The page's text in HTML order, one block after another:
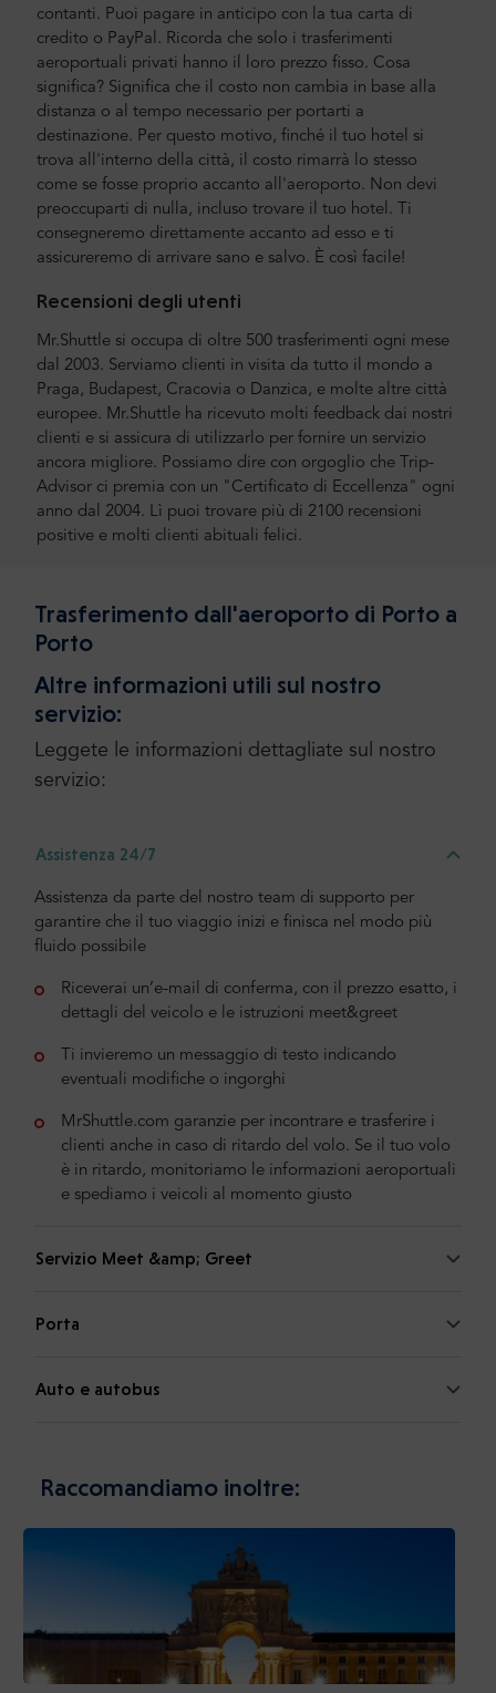
contanti. Puoi pagare in anticipo con la tua carta di
credito o PayPal. Ricorda che solo i trasferimenti
aeroportuali privati hanno il loro prezzo fisso. Cosa
significa? Significa che il costo non cambia in base alla
distanza o al tempo necessario per portarti a
destinazione. Per questo motivo, finché il tuo hotel si
trova all'interno della città, il costo rimarrà lo stesso
come se fosse proprio accanto all'aeroporto. Non devi
preoccuparti di nulla, incluso trovare il tuo hotel. Ti
consegneremo direttamente accanto ad esso e ti
assicureremo di arrivare sano e salvo. È così facile!
Recensioni degli utenti
Mr.Shuttle si occupa di oltre 500 trasferimenti ogni mese
dal 2003. Serviamo clienti in visita da tutto il mondo a
Praga, Budapest, Cracovia o Danzica, e molte altre città
europee. Mr.Shuttle ha ricevuto molti feedback dai nostri
clienti e si assicura di utilizzarlo per fornire un servizio
ancora migliore. Possiamo dire con orgoglio che Trip-
Advisor ci premia con un "Certificato di Eccellenza" ogni
anno dal 2004. Lì puoi trovare più di 2100 recensioni
positive e molti clienti abituali felici.
Trasferimento dall'aeroporto di Porto a
Porto
Altre informazioni utili sul nostro
servizio:
Leggete le informazioni dettagliate sul nostro
servizio:
Assistenza 24/7
Assistenza da parte del nostro team di supporto per
garantire che il tuo viaggio inizi e finisca nel modo più
fluido possibile
Riceverai un’e-mail di conferma, con il prezzo esatto, i
dettagli del veicolo e le istruzioni meet&greet
Ti invieremo un messaggio di testo indicando
eventuali modifiche o ingorghi
MrShuttle.com garanzie per incontrare e trasferire i
clienti anche in caso di ritardo del volo. Se il tuo volo
è in ritardo, monitoriamo le informazioni aeroportuali
e spediamo i veicoli al momento giusto
Servizio Meet &amp; Greet
Porta
Auto e autobus
Raccomandiamo inoltre: